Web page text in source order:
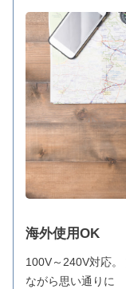
海外使用OK
100V～240V対応
ながら思い通りに